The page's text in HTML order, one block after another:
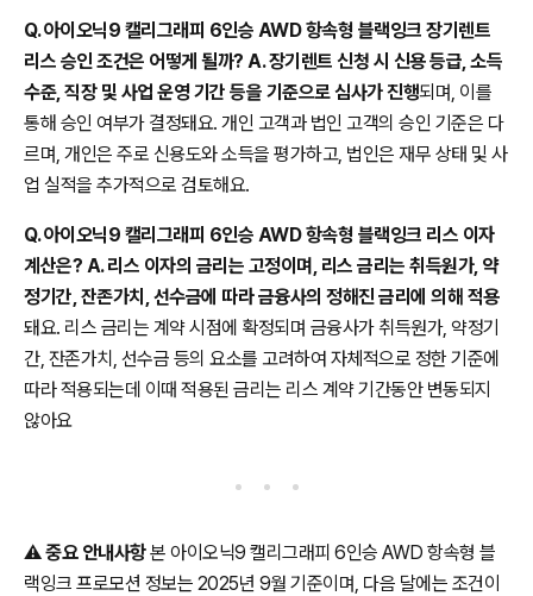
Q. 아이오닉9 캘리그래피 6인승 AWD 항속형 블랙잉크 장기렌트
리스 승인 조건은 어떻게 될까? A. 장기렌트 신청 시 신용 등급, 소득
수준, 직장 및 사업 운영 기간 등을 기준으로 심사가 진행되며, 이를
통해 승인 여부가 결정돼요. 개인 고객과 법인 고객의 승인 기준은 다
르며, 개인은 주로 신용도와 소득을 평가하고, 법인은 재무 상태 및 사
업 실적을 추가적으로 검토해요.
Q. 아이오닉9 캘리그래피 6인승 AWD 항속형 블랙잉크 리스 이자
계산은? A. 리스 이자의 금리는 고정이며, 리스 금리는 취득원가, 약
정기간, 잔존가치, 선수금에 따라 금융사의 정해진 금리에 의해 적용
돼요. 리스 금리는 계약 시점에 확정되며 금융사가 취득원가, 약정기
간, 잔존가치, 선수금 등의 요소를 고려하여 자체적으로 정한 기준에
따라 적용되는데 이때 적용된 금리는 리스 계약 기간동안 변동되지
않아요
⚠️중요 안내사항본 아이오닉9 캘리그래피 6인승 AWD 항속형 블
랙잉크 프로모션 정보는 2025년 9월 기준이며, 다음 달에는 조건이